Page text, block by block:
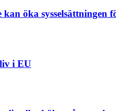
öka sysselsättningen
i EU